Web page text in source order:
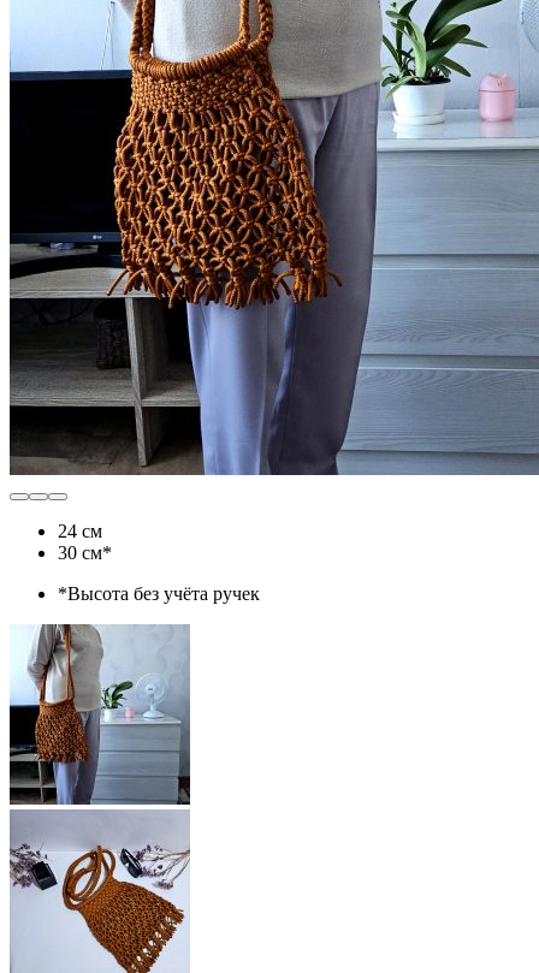
24 см
30 см*
*Высота без учёта ручек